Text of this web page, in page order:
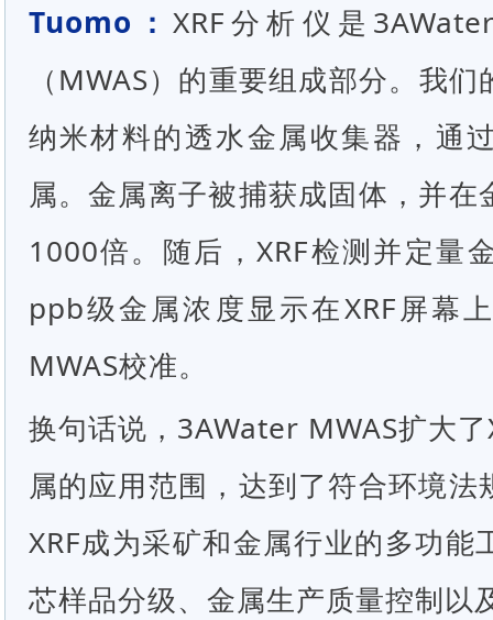
Tuomo： XRF分析仪是
（MWAS）的重要组成部分。我
纳米材料的透水金属收集器，通
属。金属离子被捕获成固体，并
1000倍。随后，XRF检测并定量
ppb级金属浓度显示在XRF屏幕
MWAS校准。
换句话说，3AWater MWAS扩大
属的应用范围，达到了符合环境
XRF成为采矿和金属行业的多功能
芯样品分级、金属生产质量控制以